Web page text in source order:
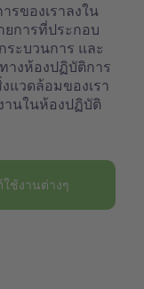
รของเราลงใน
ยการที่ประกอบ
ระบวนการ และ
างห้องปฏิบัติการ
แวดล้อมของเรา
านในห้องปฏิบัติ
ใช้งานต่างๆ